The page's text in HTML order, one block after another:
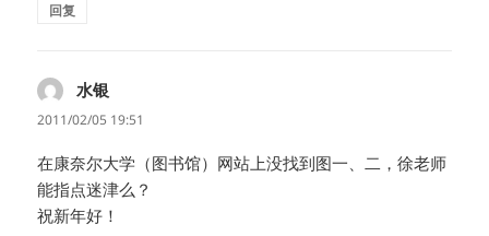
回复
水银
道：
2011/02/05 19:51
在康奈尔大学（图书馆）网站上没找到图一、二，徐老师
能指点迷津么？
祝新年好！